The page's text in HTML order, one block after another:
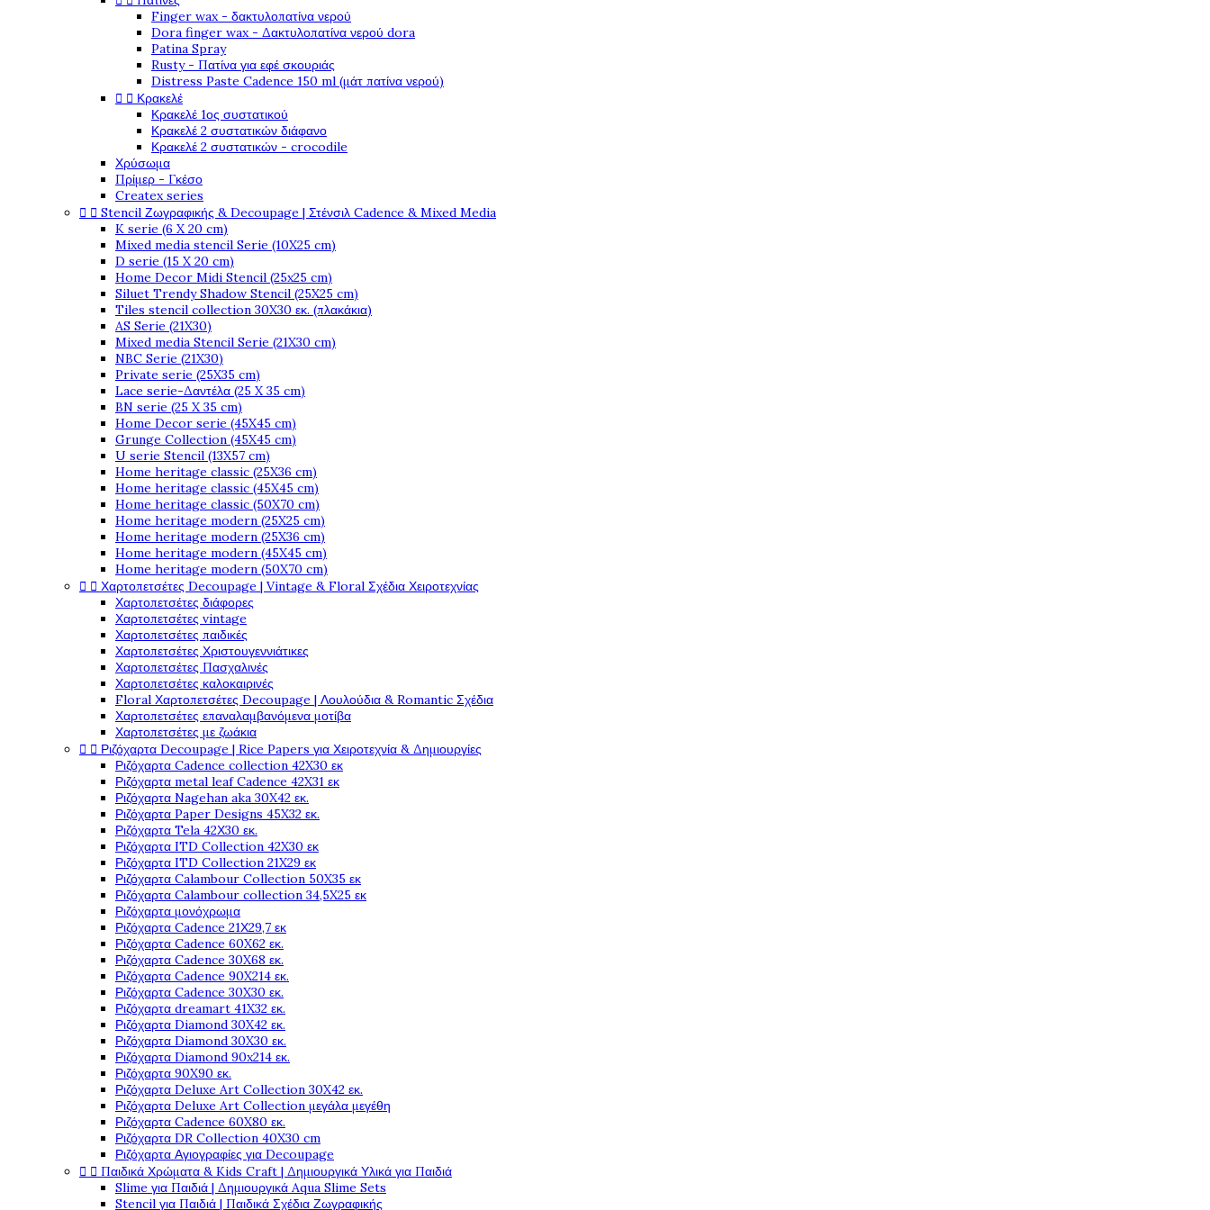
Finger wax - δακτυλοπατίνα νερού
Dora finger wax - Δακτυλοπατίνα νερού dora
Patina Spray
Rusty - Πατίνα για εφέ σκουριάς
Distress Paste Cadence 150 ml (μάτ πατίνα νερού)
  Κρακελέ
Κρακελέ 1ος συστατικού
Κρακελέ 2 συστατικών διάφανο
Κρακελέ 2 συστατικών - crocodile
Χρύσωμα
Πρίμερ - Γκέσο
Createx series
  Stencil Ζωγραφικής & Decoupage | Στένσιλ Cadence & Mixed Media
K serie (6 X 20 cm)
Mixed media stencil Serie (10X25 cm)
D serie (15 X 20 cm)
Home Decor Midi Stencil (25x25 cm)
Siluet Trendy Shadow Stencil (25X25 cm)
Tiles stencil collection 30X30 εκ. (πλακάκια)
AS Serie (21X30)
Mixed media Stencil Serie (21X30 cm)
NBC Serie (21X30)
Private serie (25X35 cm)
Lace serie-Δαντέλα (25 X 35 cm)
BN serie (25 X 35 cm)
Home Decor serie (45X45 cm)
Grunge Collection (45X45 cm)
U serie Stencil (13X57 cm)
Home heritage classic (25X36 cm)
Home heritage classic (45X45 cm)
Home heritage classic (50X70 cm)
Home heritage modern (25X25 cm)
Home heritage modern (25X36 cm)
Home heritage modern (45X45 cm)
Home heritage modern (50X70 cm)
  Χαρτοπετσέτες Decoupage | Vintage & Floral Σχέδια Χειροτεχνίας
Χαρτοπετσέτες διάφορες
Χαρτοπετσέτες vintage
Χαρτοπετσέτες παιδικές
Χαρτοπετσέτες Χριστουγεννιάτικες
Χαρτοπετσέτες Πασχαλινές
Χαρτοπετσέτες καλοκαιρινές
Floral Χαρτοπετσέτες Decoupage | Λουλούδια & Romantic Σχέδια
Χαρτοπετσέτες επαναλαμβανόμενα μοτίβα
Χαρτοπετσέτες με ζωάκια
  Ριζόχαρτα Decoupage | Rice Papers για Χειροτεχνία & Δημιουργίες
Ριζόχαρτα Cadence collection 42X30 εκ
Ριζόχαρτα metal leaf Cadence 42X31 εκ
Ριζόχαρτα Nagehan aka 30X42 εκ.
Ριζόχαρτα Paper Designs 45X32 εκ.
Ριζόχαρτα Tela 42Χ30 εκ.
Ριζόχαρτα ITD Collection 42X30 εκ
Ριζόχαρτα ITD Collection 21X29 εκ
Ριζόχαρτα Calambour Collection 50X35 εκ
Ριζόχαρτα Calambour collection 34,5X25 εκ
Ριζόχαρτα μονόχρωμα
Ριζόχαρτα Cadence 21Χ29,7 εκ
Ριζόχαρτα Cadence 60X62 εκ.
Ριζόχαρτα Cadence 30X68 εκ.
Ριζόχαρτα Cadence 90X214 εκ.
Ριζόχαρτα Cadence 30X30 εκ.
Ριζόχαρτα dreamart 41X32 εκ.
Ριζόχαρτα Diamond 30X42 εκ.
Ριζόχαρτα Diamond 30X30 εκ.
Ριζόχαρτα Diamond 90x214 εκ.
Ριζόχαρτα 90X90 εκ.
Ριζόχαρτα Deluxe Art Collection 30X42 εκ.
Ριζόχαρτα Deluxe Art Collection μεγάλα μεγέθη
Ριζόχαρτα Cadence 60X80 εκ.
Ριζόχαρτα DR Collection 40X30 cm
Ριζόχαρτα Αγιογραφίες για Decoupage
  Παιδικά Χρώματα & Kids Craft | Δημιουργικά Υλικά για Παιδιά
Slime για Παιδιά | Δημιουργικά Aqua Slime Sets
Stencil για Παιδιά | Παιδικά Σχέδια Ζωγραφικής